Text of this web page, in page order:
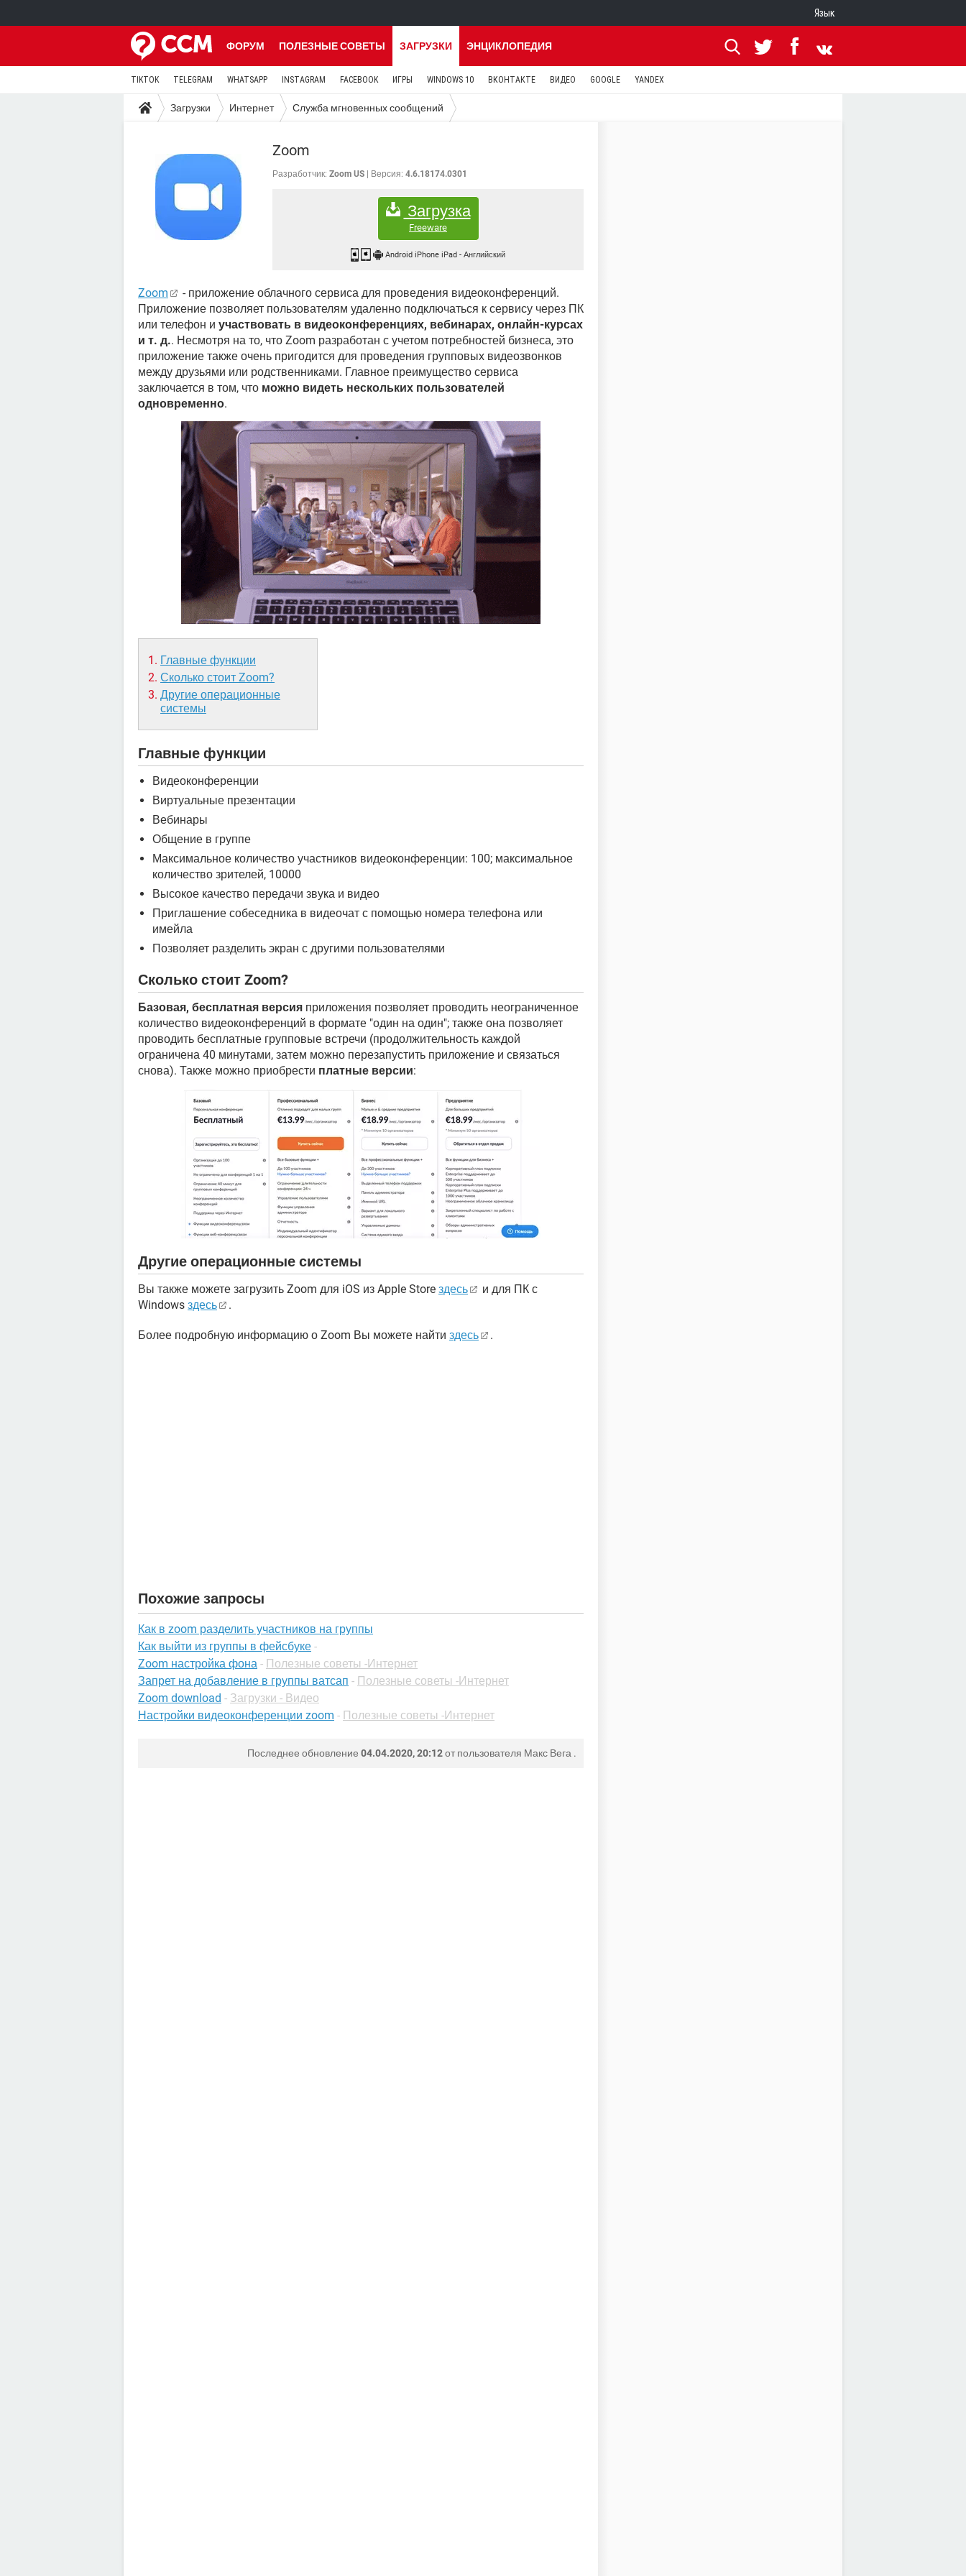
Язык
ФОРУМ ПОЛЕЗНЫЕ СОВЕТЫ ЗАГРУЗКИ ЭНЦИКЛОПЕДИЯ
TIKTOK TELEGRAM WHATSAPP INSTAGRAM FACEBOOK ИГРЫ WINDOWS 10 ВКОНТАКТЕ ВИДЕО GOOGLE YANDEX
Загрузки Интернет Служба мгновенных сообщений
Zoom
Разработчик: Zoom US Версия: 4.6.18174.0301
Загрузка
Freeware
Android iPhone iPad - Английский
Zoom
- приложение облачного сервиса для проведения видеоконференций.
Приложение позволяет пользователям удаленно подключаться к сервису через ПК
или телефон и участвовать в видеоконференциях, вебинарах, онлайн-курсах
и т. д.. Несмотря на то, что Zoom разработан с учетом потребностей бизнеса, это
приложение также очень пригодится для проведения групповых видеозвонков
между друзьями или родственниками. Главное преимущество сервиса
заключается в том, что можно видеть нескольких пользователей
одновременно.
Главные функции
Сколько стоит Zoom?
Другие операционные
системы
Главные функции
Видеоконференции
Виртуальные презентации
Вебинары
Общение в группе
Максимальное количество участников видеоконференции: 100; максимальное
количество зрителей, 10000
Высокое качество передачи звука и видео
Приглашение собеседника в видеочат с помощью номера телефона или
имейла
Позволяет разделить экран с другими пользователями
Сколько стоит Zoom?
Базовая, бесплатная версия приложения позволяет проводить неограниченное
количество видеоконференций в формате "один на один"; также она позволяет
проводить бесплатные групповые встречи (продолжительность каждой
ограничена 40 минутами, затем можно перезапустить приложение и связаться
снова). Также можно приобрести платные версии:
Другие операционные системы
Вы также можете загрузить Zoom для iOS из Apple Store здесь
и для ПК с
Windows здесь .
Более подробную информацию о Zoom Вы можете найти здесь .
Похожие запросы
Как в zoom разделить участников на группы
Как выйти из группы в фейсбуке -
Zoom настройка фона - Полезные советы -Интернет
Запрет на добавление в группы ватсап - Полезные советы -Интернет
Zoom download - Загрузки - Видео
Настройки видеоконференции zoom - Полезные советы -Интернет
Последнее обновление 04.04.2020, 20:12от пользователя Макс Вега .